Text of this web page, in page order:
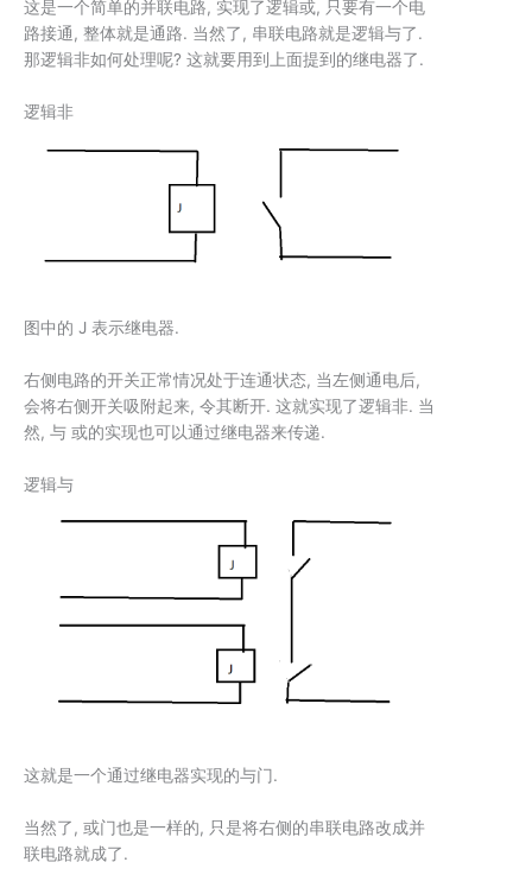
这是一个简单的并联电路, 实现了逻辑或, 只要有一个电
路接通, 整体就是通路. 当然了, 串联电路就是逻辑与了.
那逻辑非如何处理呢? 这就要用到上面提到的继电器了.
逻辑非
图中的 J 表示继电器.
右侧电路的开关正常情况处于连通状态, 当左侧通电后,
会将右侧开关吸附起来, 令其断开. 这就实现了逻辑非. 当
然, 与 或的实现也可以通过继电器来传递.
逻辑与
这就是一个通过继电器实现的与门.
当然了, 或门也是一样的, 只是将右侧的串联电路改成并
联电路就成了.